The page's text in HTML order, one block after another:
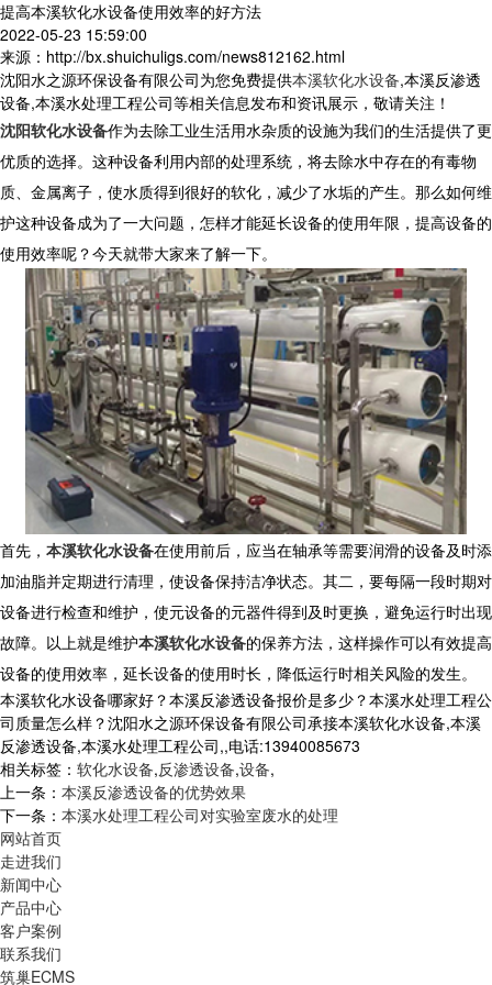
提高本溪软化水设备使用效率的好方法
2022-05-23 15:59:00
来源：http://bx.shuichuligs.com/news812162.html
沈阳水之源环保设备有限公司为您免费提供本溪软化水设备,本溪反渗透
设备,本溪水处理工程公司等相关信息发布和资讯展示，敬请关注！
沈阳软化水设备作为去除工业生活用水杂质的设施为我们的生活提供了更
优质的选择。这种设备利用内部的处理系统，将去除水中存在的有毒物
质、金属离子，使水质得到很好的软化，减少了水垢的产生。那么如何维
护这种设备成为了一大问题，怎样才能延长设备的使用年限，提高设备的
使用效率呢？今天就带大家来了解一下。
首先， 本溪软化水设备在使用前后，应当在轴承等需要润滑的设备及时添
加油脂并定期进行清理，使设备保持洁净状态。其二，要每隔一段时期对
设备进行检查和维护，使元设备的元器件得到及时更换，避免运行时出现
故障。以上就是维护本溪软化水设备的保养方法，这样操作可以有效提高
设备的使用效率，延长设备的使用时长，降低运行时相关风险的发生。
本溪软化水设备哪家好？本溪反渗透设备报价是多少？本溪水处理工程公
司质量怎么样？沈阳水之源环保设备有限公司承接本溪软化水设备,本溪
反渗透设备,本溪水处理工程公司,,电话:13940085673
相关标签： 软化水设备,反渗透设备,设备,
上一条： 本溪反渗透设备的优势效果
下一条： 本溪水处理工程公司对实验室废水的处理
网站首页
走进我们
新闻中心
产品中心
客户案例
联系我们
筑巢ECMS